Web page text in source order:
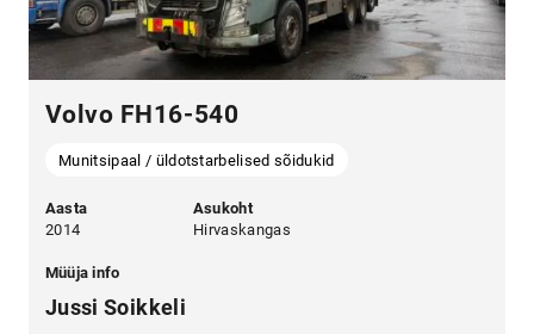
Volvo FH16-540
Munitsipaal / üldotstarbelised sõidukid
Aasta
2014
Asukoht
Hirvaskangas
Müüja info
Jussi Soikkeli